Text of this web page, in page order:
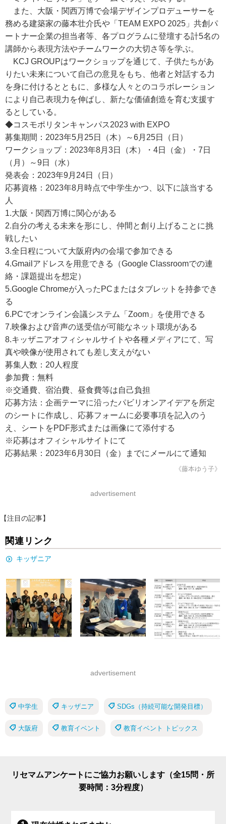
また、大阪・関西万博で会場デザインプロデューサーを
務める建築家の藤本壮介氏や「TEAM EXPO 2025」共創パ
ートナー企業の担当者等、各プログラムに登壇する計5名の
講師から表現方法やチームワークの大切さ等を学ぶ。
KCJ GROUPはワークショップを通じて、子供たちがあ
りたい未来について自己の意見をもち、他者と対話する力
を身に付けるとともに、多様な人々とのコラボレーション
により自己表現力を伸ばし、新たな価値創造を育む支援す
るとしている。
◆コスモポリタンキャンパス2023 with EXPO
募集期間：2023年5月25日（木）～6月25日（日）
ワークショップ：2023年8月3日（木）・4日（金）・7日
（月）～9日（水）
発表会：2023年9月24日（日）
応募資格：2023年8月時点で中学生かつ、以下に該当する
人
1.大阪・関西万博に関心がある
2.自分の考える未来を形にし、仲間と創り上げることに挑
戦したい
3.全日程について大阪府内の会場で参加できる
4.Gmailアドレスを用意できる（Google Classroomでの連
絡・課題提出を想定）
5.Google Chromeが入ったPCまたはタブレットを持参でき
る
6.PCでオンライン会議システム「Zoom」を使用できる
7.映像および音声の送受信が可能なネット環境がある
8.キッザニアオフィシャルサイトや各種メディアにて、写
真や映像が使用されても差し支えがない
募集人数：20人程度
参加費：無料
※交通費、宿泊費、昼食費等は自己負担
応募方法：企画テーマに沿ったパビリオンアイデアを所定
のシートに作成し、応募フォームに必要事項を記入のう
え、シートをPDF形式または画像にて添付する
※応募はオフィシャルサイトにて
応募結果：2023年6月30日（金）までにメールにて通知
《藤本ゆう子》
advertisement
【注目の記事】
関連リンク
キッザニア
advertisement
中学生 キッザニア SDGs（持続可能な開発目標）
大阪府 教育イベント 教育イベント トピックス
リセマムアンケートにご協力お願いします（全15問・所
要時間：3分程度）